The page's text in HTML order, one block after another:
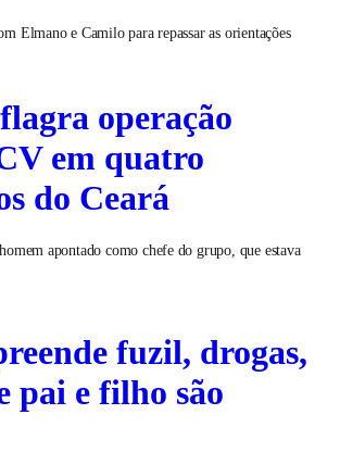
Elmano e Camilo para repassar as orientações
operação
em quatro
do Ceará
apontado como chefe do grupo, que estava
fuzil, drogas,
pai e filho são